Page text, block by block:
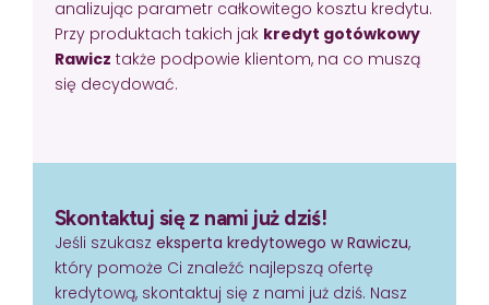
analizując parametr całkowitego kosztu kredytu.
Przy produktach takich jak kredyt gotówkowy
Rawicz także podpowie klientom, na co muszą
się decydować.
Skontaktuj się z nami już dziś!
Jeśli szukasz eksperta kredytowego w Rawiczu,
który pomoże Ci znaleźć najlepszą ofertę
kredytową, skontaktuj się z nami już dziś. Nasz